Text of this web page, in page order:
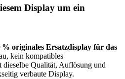
Display um ein
% originales Ersatzdisplay für das
kein kompatibles
Qualität, Auflösung und
verbaute Display.